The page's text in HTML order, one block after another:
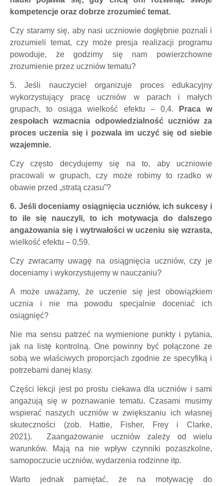
kompetencje oraz dobrze zrozumieć temat.
Czy staramy się, aby nasi uczniowie dogłębnie poznali i
zrozumieli temat, czy może presja realizacji programu
powoduje, że godzimy się nam powierzchowne
zrozumienie przez uczniów tematu?
5. Jeśli nauczyciel organizuje proces edukacyjny
wykorzystujący pracę uczniów w parach i małych
grupach, to osiąga wielkość efektu – 0,4.
Praca w
zespołach wzmacnia odpowiedzialność uczniów za
proces uczenia się i pozwala im uczyć się od siebie
wzajemnie.
Czy często decydujemy się na to, aby uczniowie
pracowali w grupach, czy może robimy to rzadko w
obawie przed „stratą czasu”?
6. Jeśli doceniamy osiągnięcia uczniów, ich sukcesy i
to ile się nauczyli, to ich motywacja do dalszego
angażowania się i wytrwałości w uczeniu się wzrasta,
wielkość efektu – 0,59.
Czy zwracamy uwagę na osiągnięcia uczniów, czy je
doceniamy i wykorzystujemy w nauczaniu?
A może uważamy, że uczenie się jest obowiązkiem
ucznia i nie ma powodu specjalnie doceniać ich
osiągnięć?
Nie ma sensu patrzeć na wymienione punkty i pytania,
jak na listę kontrolną. One powinny być połączone ze
sobą we właściwych proporcjach zgodnie ze specyfiką i
potrzebami danej klasy.
Części lekcji jest po prostu ciekawa dla uczniów i sami
angażują się w poznawanie tematu. Czasami musimy
wspierać naszych uczniów w zwiększaniu ich własnej
skuteczności (zob. Hattie, Fisher, Frey i Clarke,
2021). Zaangażowanie uczniów zależy od wielu
warunków. Mają na nie wpływ czynniki pozaszkolne,
samopoczucie uczniów, wydarzenia rodzinne itp.
Warto jednak pamiętać, że na motywację do